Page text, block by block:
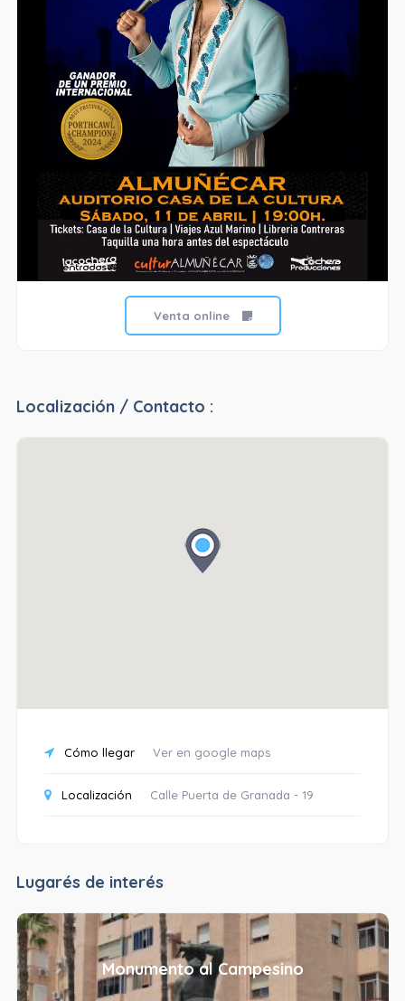
Venta online
Localización / Contacto :
Cómo llegar Ver en google maps
Localización Calle Puerta de Granada - 19
Lugarés de interés
Monumento al Campesino